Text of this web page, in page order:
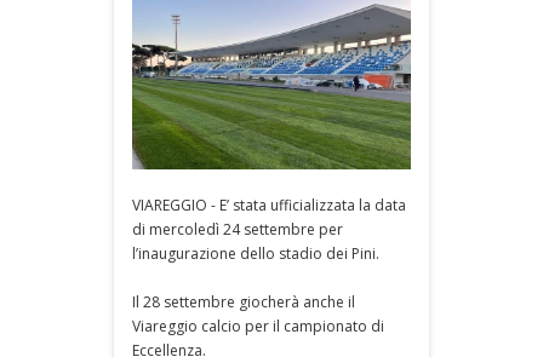
VIAREGGIO - E’ stata ufficializzata la data
di mercoledì 24 settembre per
l’inaugurazione dello stadio dei Pini.
Il 28 settembre giocherà anche il
Viareggio calcio per il campionato di
Eccellenza.